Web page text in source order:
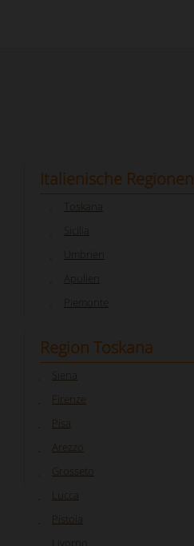
Italienische Regionen
Toskana
Sicilia
Umbrien
Apulien
Piemonte
Region Toskana
Siena
Firenze
Pisa
Arezzo
Grosseto
Lucca
Pistoia
Livorno